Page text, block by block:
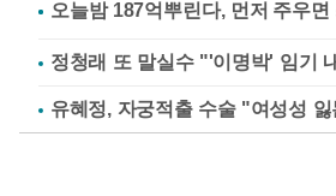
정청래 또 말실수 "'이명박' 임기
유혜정, 자궁적출 수술 "여성성